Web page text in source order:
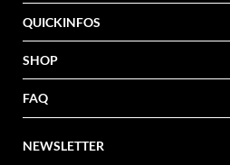
QUICKINFOS
SHOP
FAQ
NEWSLETTER